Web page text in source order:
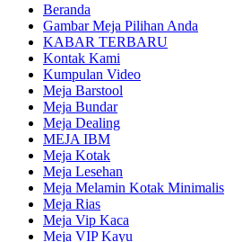
Beranda
Gambar Meja Pilihan Anda
KABAR TERBARU
Kontak Kami
Kumpulan Video
Meja Barstool
Meja Bundar
Meja Dealing
MEJA IBM
Meja Kotak
Meja Lesehan
Meja Melamin Kotak Minimalis
Meja Rias
Meja Vip Kaca
Meja VIP Kayu